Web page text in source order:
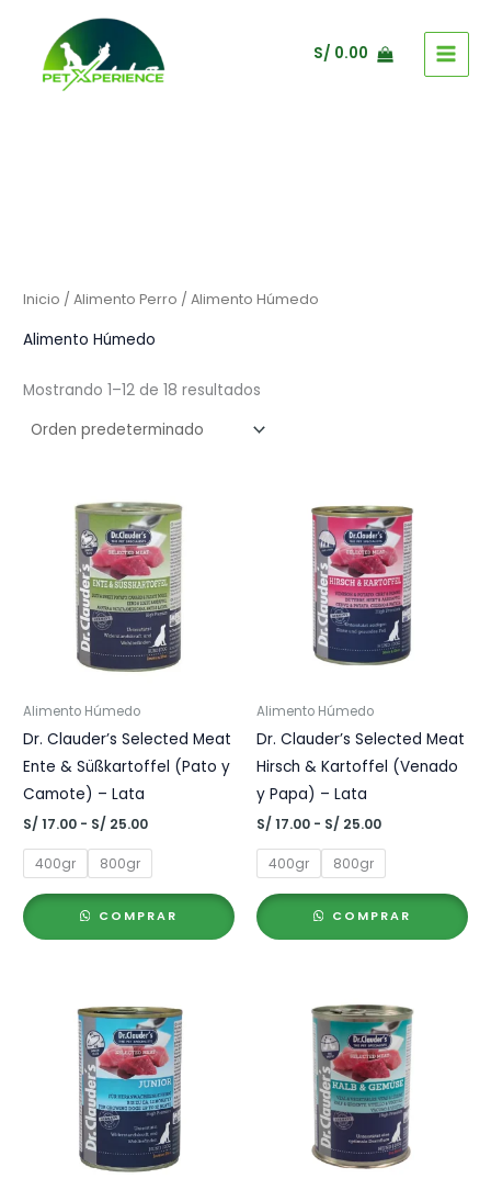
contenido
S/ 0.00
Inicio /Alimento Perro / Alimento Húmedo
Alimento Húmedo
Mostrando 1–12 de 18 resultados
Alimento Húmedo
Dr. Clauder’s Selected Meat
Ente & Süßkartoffel (Pato y
Camote) – Lata
S/ 17.00 - S/ 25.00Rango
desde
S/ 17.00
hasta
400gr 800gr
COMPRAR
Alimento Húmedo
Dr. Clauder’s Selected Meat
Hirsch & Kartoffel (Venado
y Papa) – Lata
S/ 17.00 - S/ 25.00Rango
desde
S/ 17.00
hasta
400gr 800gr
COMPRAR